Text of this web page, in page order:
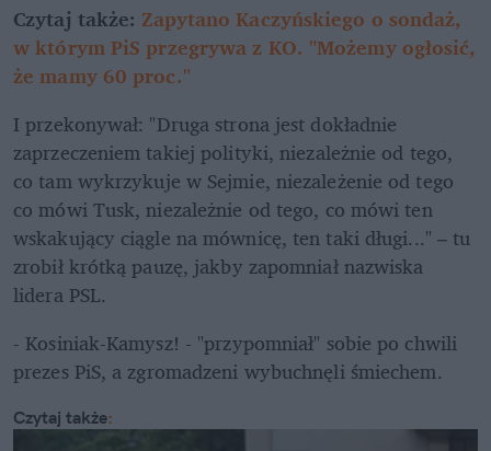
Czytaj także: Zapytano Kaczyńskiego o sondaż,
w którym PiS przegrywa z KO. "Możemy ogłosić,
że mamy 60 proc."
I przekonywał: "Druga strona jest dokładnie
zaprzeczeniem takiej polityki, niezależnie od tego,
co tam wykrzykuje w Sejmie, niezależenie od tego
co mówi Tusk, niezależnie od tego, co mówi ten
wskakujący ciągle na mównicę, ten taki długi..." – tu
zrobił krótką pauzę, jakby zapomniał nazwiska
lidera PSL.
- Kosiniak-Kamysz! - "przypomniał" sobie po chwili
prezes PiS, a zgromadzeni wybuchnęli śmiechem.
Czytaj także: